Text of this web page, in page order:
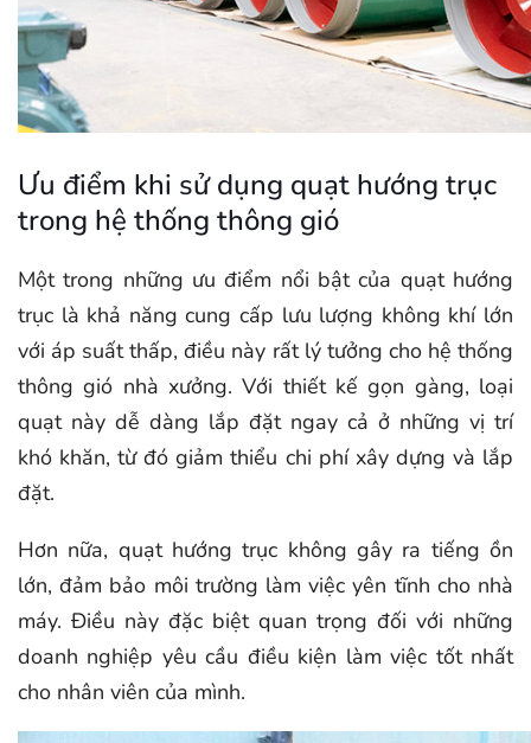
Ưu điểm khi sử dụng quạt hướng trục
trong hệ thống thông gió
Một trong những ưu điểm nổi bật của quạt hướng
trục là khả năng cung cấp lưu lượng không khí lớn
với áp suất thấp, điều này rất lý tưởng cho hệ thống
thông gió nhà xưởng. Với thiết kế gọn gàng, loại
quạt này dễ dàng lắp đặt ngay cả ở những vị trí
khó khăn, từ đó giảm thiểu chi phí xây dựng và lắp
đặt.
Hơn nữa, quạt hướng trục không gây ra tiếng ồn
lớn, đảm bảo môi trường làm việc yên tĩnh cho nhà
máy. Điều này đặc biệt quan trọng đối với những
doanh nghiệp yêu cầu điều kiện làm việc tốt nhất
cho nhân viên của mình.